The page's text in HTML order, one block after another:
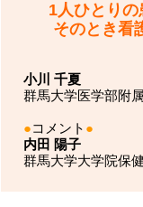
1人ひとり
そのとき看
小川 千夏
群馬大学医学部附
●コメント ●
内田 陽子
群馬大学大学院保